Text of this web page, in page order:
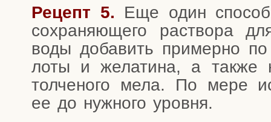
Рецепт 5. Еще один спо­соб
сохра­ня­ю­ще­го рас­тво­ра
воды доба­вить при­мер­но
лоты и жела­ти­на, а так­же
тол­че­но­го мела. По мере
ее до нуж­но­го уровня.